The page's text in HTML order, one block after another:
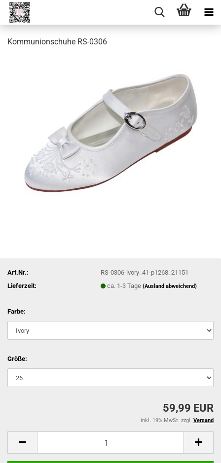
Kommunionschuhe RS-0306
Art.Nr.:
RS-0306-ivory_41-p1268_21151
Lieferzeit:
ca. 1-3 Tage(Ausland abweichend)
Farbe:
Größe:
59,99 EUR
inkl. 19% MwSt. zzgl. Versand